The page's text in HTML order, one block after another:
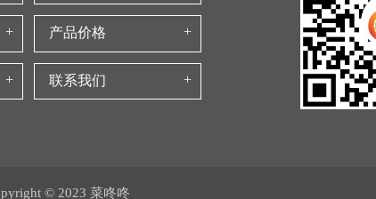
产品价格
联系我们
© 2023 菜咚咚